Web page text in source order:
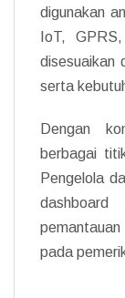
digunakan
IoT,
disesuaikan
serta
Dengan
berbagai
Pengelola
dashboard
pada